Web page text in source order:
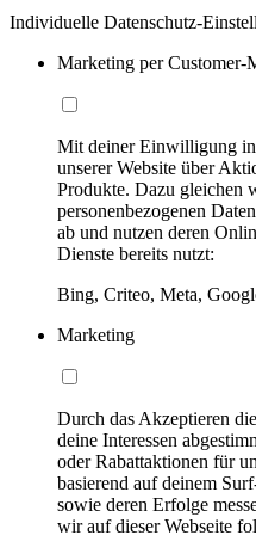
Individuelle Datenschutz-
Marketing per Customer-
Mit deiner Einwilligung
unserer Website über
Produkte. Dazu gleichen
personenbezogenen
ab und nutzen deren
Dienste bereits nutzt:
Bing, Criteo, Meta,
Marketing
Durch das Akzeptieren
deine Interessen
oder Rabattaktionen für
basierend auf deinem
sowie deren Erfolge
wir auf dieser Webseite